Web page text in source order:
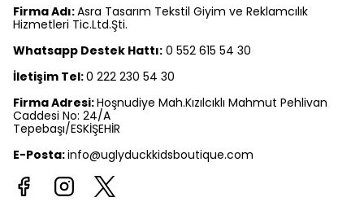
Firma Adı:Asra Tasarım Tekstil Giyim ve Reklamcılık
Hizmetleri Tic.Ltd.Şti.
Whatsapp Destek Hattı: 0 552 615 54 30
İletişim Tel:0 222 230 54 30
Firma Adresi:Hoşnudiye Mah.Kızılcıklı Mahmut Pehlivan
Caddesi No: 24/A
Tepebaşı/ESKİŞEHİR
E-Posta:info@uglyduckkidsboutique.com